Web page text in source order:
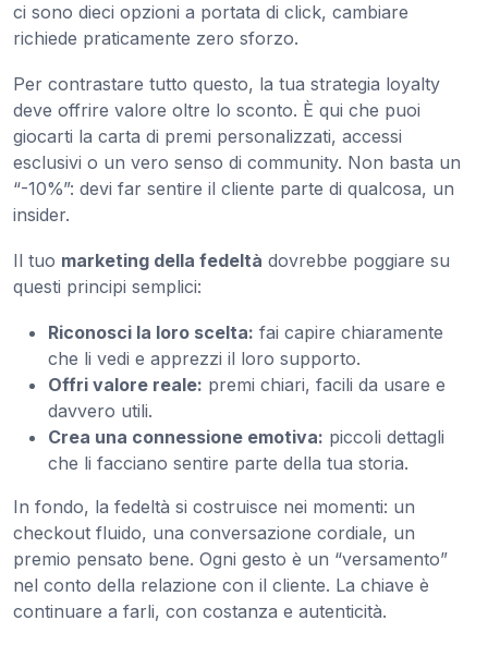
ci sono dieci opzioni a portata di click, cambiare
richiede praticamente zero sforzo.
Per contrastare tutto questo, la tua strategia loyalty
deve offrire valore oltre lo sconto. È qui che puoi
giocarti la carta di premi personalizzati, accessi
esclusivi o un vero senso di community. Non basta un
“-10%”: devi far sentire il cliente parte di qualcosa, un
insider.
Il tuo marketing della fedeltà dovrebbe poggiare su
questi principi semplici:
Riconosci la loro scelta: fai capire chiaramente
che li vedi e apprezzi il loro supporto.
Offri valore reale: premi chiari, facili da usare e
davvero utili.
Crea una connessione emotiva: piccoli dettagli
che li facciano sentire parte della tua storia.
In fondo, la fedeltà si costruisce nei momenti: un
checkout fluido, una conversazione cordiale, un
premio pensato bene. Ogni gesto è un “versamento”
nel conto della relazione con il cliente. La chiave è
continuare a farli, con costanza e autenticità.